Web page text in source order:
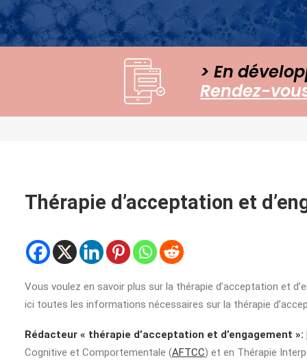
> En
Rendez-
Thérapie d’acceptation et
Vous voulez en savoir plus sur la thérapie d’acceptation et
ici toutes les informations nécessaires sur la thérapie
Rédacteur « thérapie d’acceptation et d’engagement »:
Cognitive et Comportementale (AFTCC) et en Thérapie